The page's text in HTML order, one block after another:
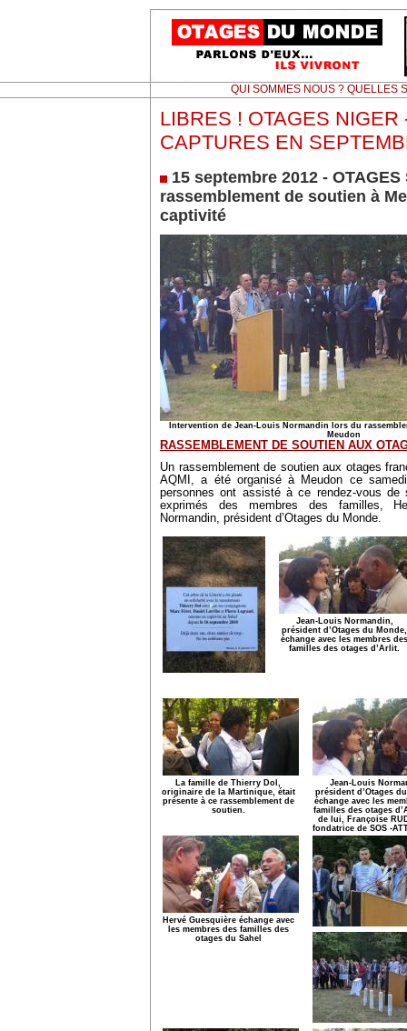
QUI SOMMES NOUS ? QUELLES
LIBRES ! OTAGES NIGER
CAPTURES EN
15 septembre 2012 - OTAGES
rassemblement de soutien à
captivité
Intervention de Jean-Louis Normandin lors du
Meudon
RASSEMBLEMENT DE SOUTIEN AUX
Un rassemblement de soutien aux otages
AQMI, a été organisé à Meudon ce
personnes ont assisté à ce rendez-vous
exprimés des membres des familles,
Normandin, président d’Otages du Monde.
Jean-Louis Normandin,
président d’Otages du Monde,
échange avec les membres des
familles des otages d’Arlit.
La famille de Thierry Dol,
originaire de la Martinique, était
présente à ce rassemblement de
soutien.
Jean-Louis
président d’Otages
échange avec les
familles des otages
de lui, Françoise
fondatrice de SOS -
Hervé Guesquière échange avec
les membres des familles des
otages du Sahel